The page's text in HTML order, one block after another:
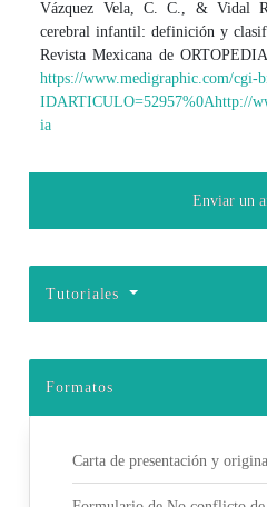
Vázquez Vela, C. C., & Vidal
cerebral infantil: definición y
Revista Mexicana de
https://www.medigraphic.com/cgi-
IDARTICULO=52957%0Ahttp://
ia
Enviar un
Tutoriales
Formatos
Carta de presentación y